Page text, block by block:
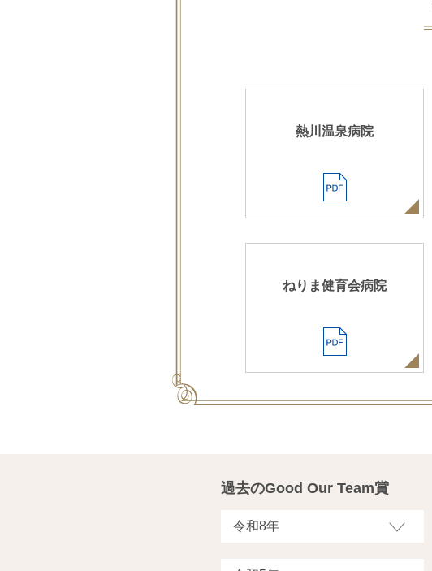
熱川温泉病院
ねりま健育会病院
過去のGood Our Team賞